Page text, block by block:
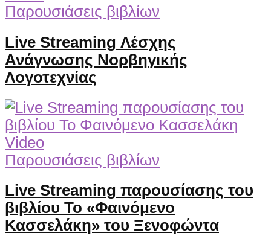
Παρουσιάσεις βιβλίων
Live Streaming Λέσχης
Ανάγνωσης Νορβηγικής
Λογοτεχνίας
Video
Παρουσιάσεις βιβλίων
Live Streaming παρουσίασης του
βιβλίου Το «Φαινόμενο
Κασσελάκη» του Ξενοφώντα